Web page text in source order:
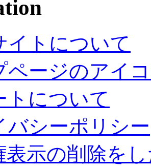
イトについて
ページのアイ
トについて
バシーポリシー
表示の削除を